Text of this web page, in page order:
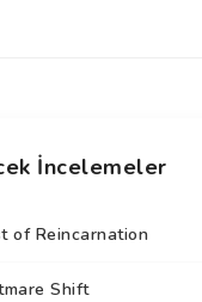
İncelemeler
of Reincarnation
Shift